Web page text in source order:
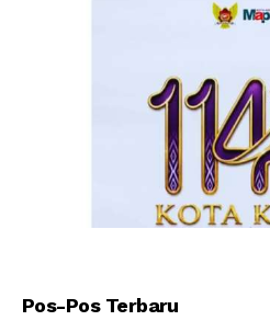
Pos-Pos Terbaru